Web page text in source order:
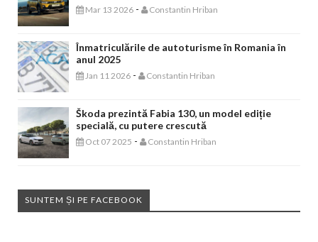
Mar 13 2026 - Constantin Hriban
Înmatriculările de autoturisme în Romania în
anul 2025
Jan 11 2026 - Constantin Hriban
Škoda prezintă Fabia 130, un model ediție
specială, cu putere crescută
Oct 07 2025 - Constantin Hriban
SUNTEM ȘI PE FACEBOOK